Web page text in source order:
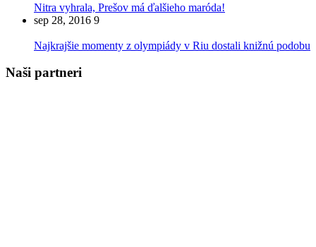
Nitra vyhrala, Prešov má ďalšieho maróda!
sep 28, 2016 9
Najkrajšie momenty z olympiády v Riu dostali knižnú podobu
Naši partneri